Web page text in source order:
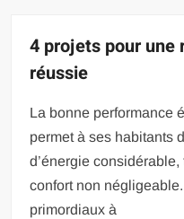
4 projets pour une
réussie
La bonne performance
permet à ses habitants
d’énergie
confort non
primordiaux à